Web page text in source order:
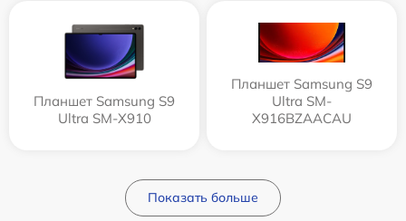
Планшет Samsung S9
Ultra SM-X910
Планшет Samsung S9
Ultra SM-
X916BZAACAU
Показать больше